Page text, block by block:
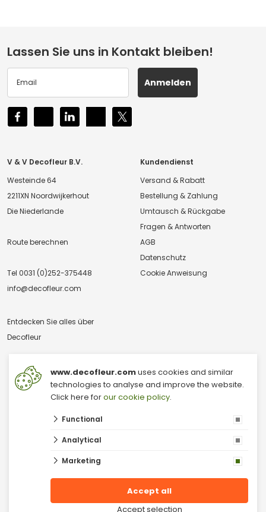
Lassen Sie uns in Kontakt bleiben!
Anmelden
V & V Decofleur B.V.
Westeinde 64
2211XN Noordwijkerhout
Die Niederlande
Route berechnen
Tel 0031 (0)252-375448
info@decofleur.com
Entdecken Sie alles über
Decofleur
Kundendienst
Versand & Rabatt
Bestellung & Zahlung
Umtausch & Rückgabe
Fragen & Antworten
AGB
Datenschutz
Cookie Anweisung
Großhandel mit Trockenblumen
Niederländischer Dekorations-Outlet
Getrocknete Blumen
Großhandel für Dekorationsartikel in den Niederlanden
Kunstblumen
www.decofleur.comuses cookies and similar
technologies to analyse and improve the website.
Click here forour cookie policy.
Functional
Analytical
Marketing
Accept selection
Accept all